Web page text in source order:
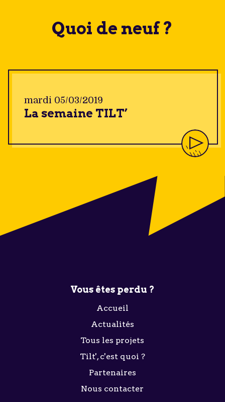
Quoi de neuf ?
mardi 05/03/2019
La semaine TILT’
Vous êtes perdu ?
Accueil
Actualités
Tous les projets
Tilt', c'est quoi ?
Partenaires
Nous contacter